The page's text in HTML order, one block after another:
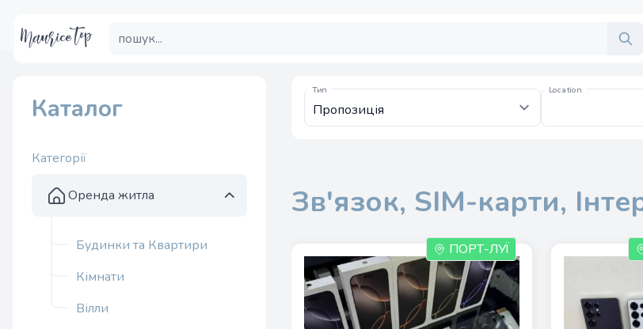
Каталог
Категорії
Оренда житла
Будинки та Квартири
Кімнати
Вілли
Тип Location
Зв'язок, SIM-карти,
ПОРТ-ЛУЇ